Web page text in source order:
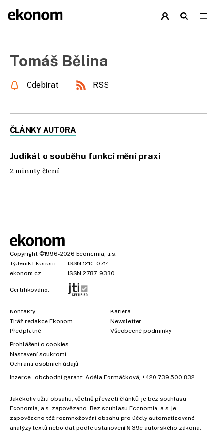
Tomáš Bělina
Odebírat RSS
ČLÁNKY AUTORA
Judikát o souběhu funkcí mění praxi
2 minuty čtení
Copyright ©1996-2026 Economia, a.s.
Týdeník Ekonom
ISSN 1210-0714
ekonom.cz
ISSN 2787-9380
Certifikováno:
Kontakty
Tiráž redakce Ekonom
Předplatné
Kariéra
Newsletter
Všeobecné podmínky
Prohlášení o cookies
Nastavení soukromí
Ochrana osobních údajů
Inzerce, obchodní garant: Adéla Formáčková, +420 739 500 832
Jakékoliv užití obsahu, včetně převzetí článků, je bez souhlasu
Economia, a.s. zapovězeno. Bez souhlasu Economia, a.s. je
zapovězeno též rozmnožování obsahu pro účely automatizované
analýzy textů nebo dat podle ustanovení § 39c autorského zákona.